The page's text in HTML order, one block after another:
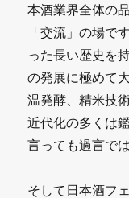
本酒業界全体の
「交流」の場で
った長い歴史を
の発展に極めて
温発酵、精米技
近代化の多くは
言っても過言で
そして日本酒フ